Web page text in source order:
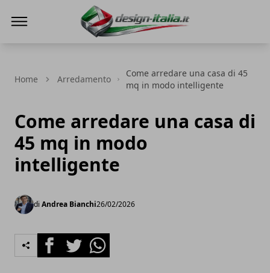
Home Arredamento
Come arredare una casa di 45
mq in modo intelligente
Come arredare una casa di
45 mq in modo
intelligente
di Andrea Bianchi26/02/2026
FacebookTwitterWhatsapp